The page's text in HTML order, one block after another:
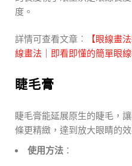
度。
詳情可查看文章︰
【眼線畫
線畫法｜即看即懂的簡單眼線
睫毛膏
睫毛膏能延展原生的睫毛，
條更精緻，達到放大眼睛的效
使用方法 ：